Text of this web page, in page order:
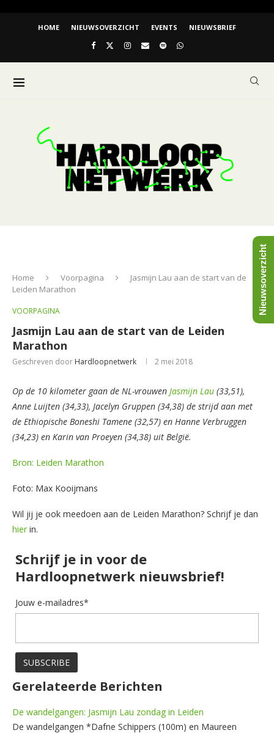
HOME NIEUWSOVERZICHT EVENTS NIEUWSBRIEF
Home Voorpagina
Jasmijn Lau aan de start van de
Leiden Marathon
VOORPAGINA
Jasmijn Lau aan de start van de Leiden
Marathon
Geschreven door Hardloopnetwerk 2 mei 2018
Op de 10 kilometer gaan de NL-vrouwen Jasmijn Lau (33,51),
Anne Luijten (34,33), Jacelyn Gruppen (34,38) de strijd aan met
de Ethiopische Boneshi Tamene (32,57) en Hanne Verbruggen
(34,23) en Karin van Proeyen (34,38) uit België.
Bron: Leiden Marathon
Foto: Max Kooijmans
Wil jij je ook meedoen aan de Leiden Marathon? Schrijf je dan
hier in.
Schrijf je in voor de
Hardloopnetwerk nieuwsbrief!
Jouw e-mailadres*
Gerelateerde Berichten
De wandelgangen: Jasmijn Lau zondag in Leiden
De wandelgangen *Dafne Schippers (100m) en Maureen
Nieuwsoverzicht